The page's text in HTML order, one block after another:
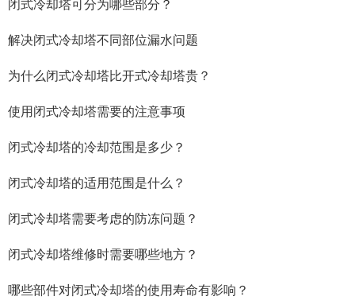
闭式冷却塔可分为哪些部分？
解决闭式冷却塔不同部位漏水问题
为什么闭式冷却塔比开式冷却塔贵？
使用闭式冷却塔需要的注意事项
闭式冷却塔的冷却范围是多少？
闭式冷却塔的适用范围是什么？
闭式冷却塔需要考虑的防冻问题？
闭式冷却塔维修时需要哪些地方？
哪些部件对闭式冷却塔的使用寿命有影响？